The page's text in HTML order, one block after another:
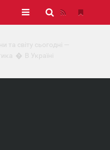
та світу сьогодні —
В Україні